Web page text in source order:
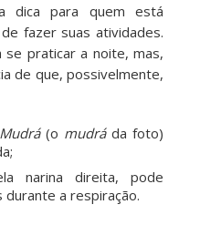
para quem está
fazer suas atividades.
se praticar a noite, mas,
de que, possivelmente,
Mudrá(o mudráda foto)
narina direita, pode
a respiração.